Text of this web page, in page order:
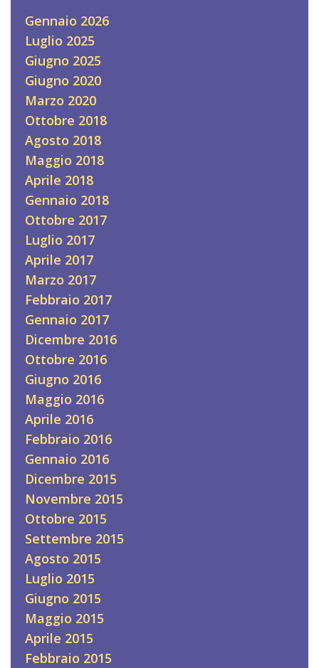
Gennaio 2026
Luglio 2025
Giugno 2025
Giugno 2020
Marzo 2020
Ottobre 2018
Agosto 2018
Maggio 2018
Aprile 2018
Gennaio 2018
Ottobre 2017
Luglio 2017
Aprile 2017
Marzo 2017
Febbraio 2017
Gennaio 2017
Dicembre 2016
Ottobre 2016
Giugno 2016
Maggio 2016
Aprile 2016
Febbraio 2016
Gennaio 2016
Dicembre 2015
Novembre 2015
Ottobre 2015
Settembre 2015
Agosto 2015
Luglio 2015
Giugno 2015
Maggio 2015
Aprile 2015
Febbraio 2015